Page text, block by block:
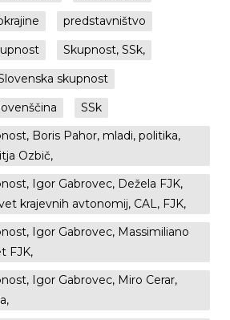
predstavništvo
Skupnost, SSk,
skupnost
SSk
Boris Pahor, mladi, politika,
Ozbič,
Igor Gabrovec, Dežela FJK,
krajevnih avtonomij, CAL, FJK,
Igor Gabrovec, Massimiliano
FJK,
Igor Gabrovec, Miro Cerar,